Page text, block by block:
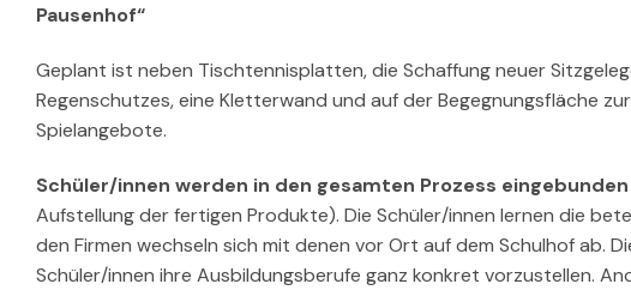
Pausenhof“
Geplant ist neben Tischtennisplatten, die Schaffung neuer
Regenschutzes, eine Kletterwand und auf der Begegnungsfläche
Spielangebote.
Schüler/innen werden in den gesamten Prozess
Aufstellung der fertigen Produkte). Die Schüler/innen lernen die
den Firmen wechseln sich mit denen vor Ort auf dem Schulhof ab.
Schüler/innen ihre Ausbildungsberufe ganz konkret vorzustellen.